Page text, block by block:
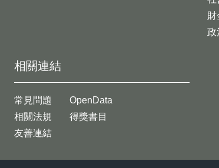
財
政
相關連結
常見問題
相關法規
友善連結
OpenData
得獎書目